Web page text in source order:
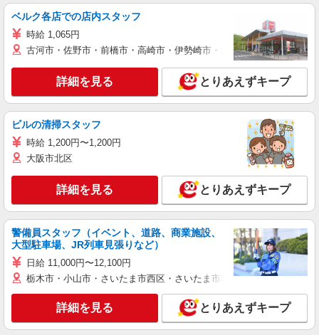
ベルク各店での店内スタッフ
時給 1,065円
古河市・佐野市・前橋市・高崎市・伊勢崎市・太田市・館林市・藤
詳細を見る とりあえずキープ
ビルの清掃スタッフ
時給 1,200円〜1,200円
大阪市北区
詳細を見る とりあえずキープ
警備員スタッフ（イベント、道路、商業施設、
大型駐車場、JR列車見張りなど）
日給 11,000円〜12,100円
栃木市・小山市・さいたま市西区・さいたま市岩槻区・久喜市・蓮田
詳細を見る とりあえずキープ